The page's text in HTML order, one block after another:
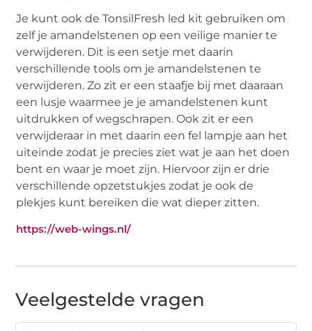
Je kunt ook de TonsilFresh led kit gebruiken om
zelf je amandelstenen op een veilige manier te
verwijderen. Dit is een setje met daarin
verschillende tools om je amandelstenen te
verwijderen. Zo zit er een staafje bij met daaraan
een lusje waarmee je je amandelstenen kunt
uitdrukken of wegschrapen. Ook zit er een
verwijderaar in met daarin een fel lampje aan het
uiteinde zodat je precies ziet wat je aan het doen
bent en waar je moet zijn. Hiervoor zijn er drie
verschillende opzetstukjes zodat je ook de
plekjes kunt bereiken die wat dieper zitten.
https://web-wings.nl/
Veelgestelde vragen